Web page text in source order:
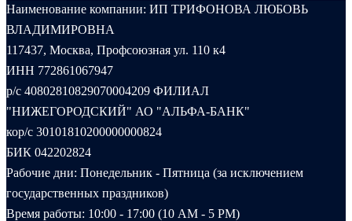
Наименование компании: ИП ТРИФОНОВА ЛЮБОВЬ
ВЛАДИМИРОВНА
117437, Москва, Профсоюзная ул. 110 к4
ИНН 772861067947
р/с 40802810829070004209 ФИЛИАЛ
"НИЖЕГОРОДСКИЙ" АО "АЛЬФА-БАНК"
кор/с 30101810200000000824
БИК 042202824
Рабочие дни: Понедельник - Пятница (за исключением
государственных праздников)
Время работы: 10:00 - 17:00 (10 AM - 5 PM)